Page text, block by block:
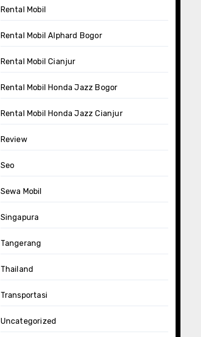
Rental Mobil
Rental Mobil Alphard Bogor
Rental Mobil Cianjur
Rental Mobil Honda Jazz Bogor
Rental Mobil Honda Jazz Cianjur
Review
Seo
Sewa Mobil
Singapura
Tangerang
Thailand
Transportasi
Uncategorized